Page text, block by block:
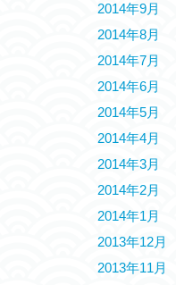
2014年9月
2014年8月
2014年7月
2014年6月
2014年5月
2014年4月
2014年3月
2014年2月
2014年1月
2013年12月
2013年11月